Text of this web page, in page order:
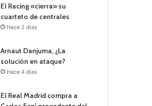
El Racing «cierra» su
cuarteto de centrales
Hace 2 días
Arnaut Danjuma, ¿La
solución en ataque?
Hace 4 días
El Real Madrid compra a